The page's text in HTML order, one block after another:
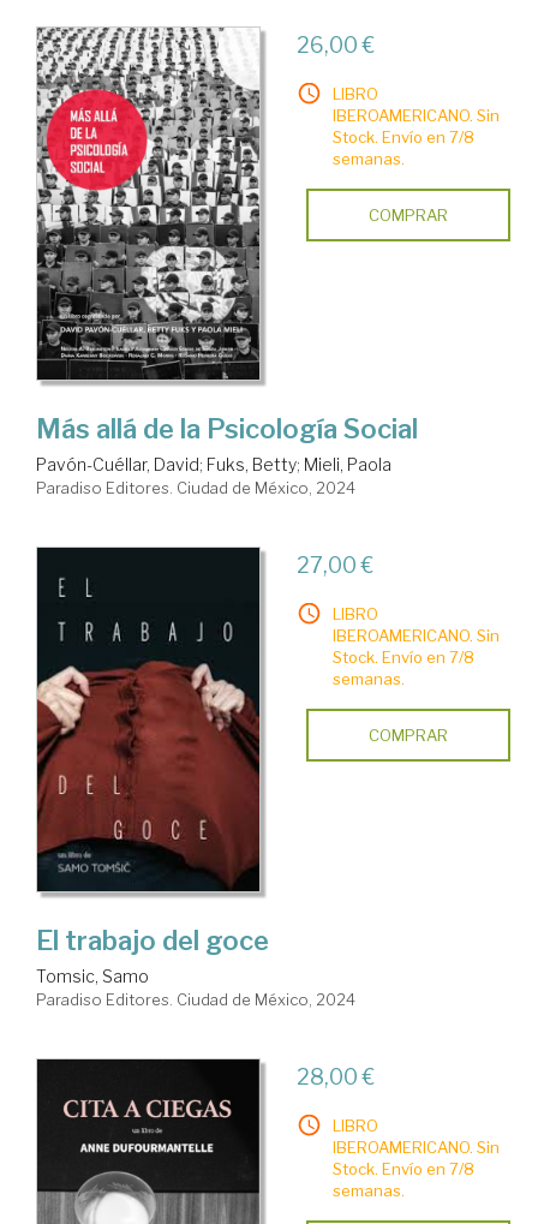
26,00 €
LIBRO
IBEROAMERICANO. Sin
Stock. Envío en 7/8
semanas.
COMPRAR
Más allá de la Psicología Social
Pavón-Cuéllar, David; Fuks, Betty; Mieli, Paola
Paradiso Editores. Ciudad de México, 2024
27,00 €
LIBRO
IBEROAMERICANO. Sin
Stock. Envío en 7/8
semanas.
COMPRAR
El trabajo del goce
Tomsic, Samo
Paradiso Editores. Ciudad de México, 2024
28,00 €
LIBRO
IBEROAMERICANO. Sin
Stock. Envío en 7/8
semanas.